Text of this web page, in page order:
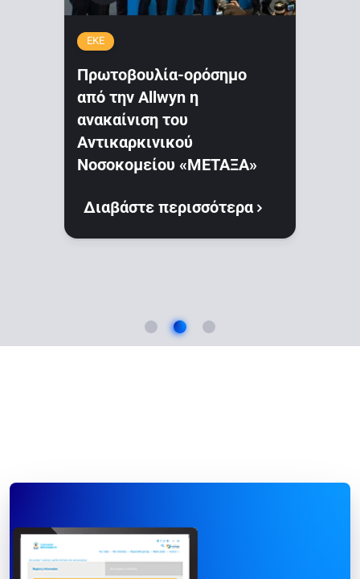
ΕΚΕ
Πρωτοβουλία-ορόσημο
από την Allwyn η
ανακαίνιση του
Αντικαρκινικού
Νοσοκομείου «ΜΕΤΑΞΑ»
Διαβάστε περισσότερα